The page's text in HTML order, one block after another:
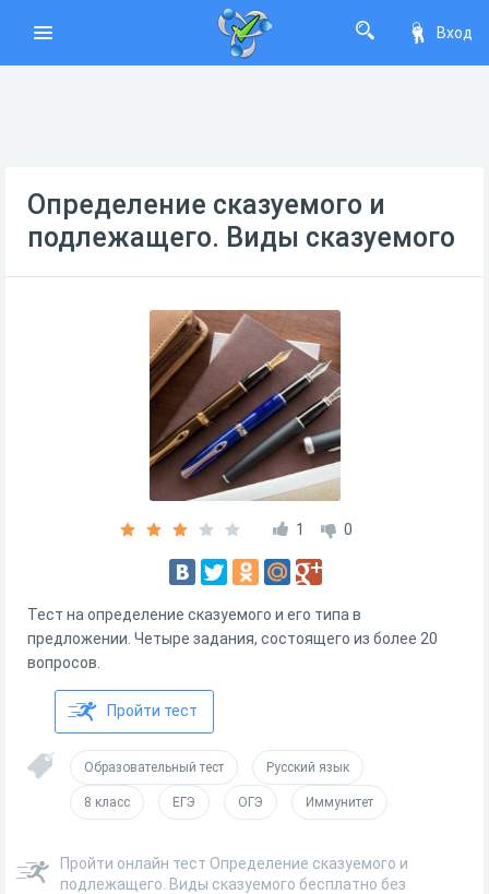
Вход
Определение сказуемого и
подлежащего. Виды сказуемого
1 0
Тест на определение сказуемого и его типа в
предложении. Четыре задания, состоящего из более 20
вопросов.
Пройти тест
Образовательный тест Русский язык
8 класс ЕГЭ ОГЭ Иммунитет
Пройти онлайн тест Определение сказуемого и
подлежащего. Виды сказуемого бесплатно без